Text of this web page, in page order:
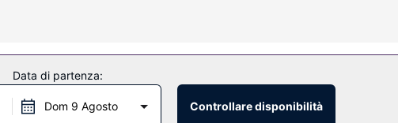
pratico servizio di lavanderia e lavaggio a secco. Potrai usufruire di una
con servizio di ritiro e riconsegna auto gratuito.
Data di partenza:
Dom 9 Agosto Controllare disponibilità